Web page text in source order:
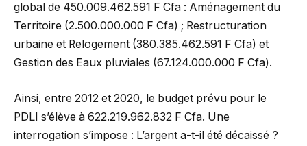
global de 450.009.462.591 F Cfa : Aménagement du
Territoire (2.500.000.000 F Cfa) ; Restructuration
urbaine et Relogement (380.385.462.591 F Cfa) et
Gestion des Eaux pluviales (67.124.000.000 F Cfa).
Ainsi, entre 2012 et 2020, le budget prévu pour le
PDLI s’élève à 622.219.962.832 F Cfa. Une
interrogation s’impose : L’argent a-t-il été décaissé ?